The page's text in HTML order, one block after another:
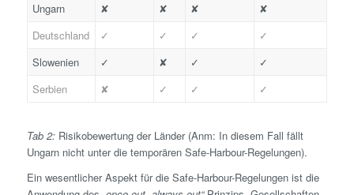
Ungarn
✘ ✘ ✘
✘
Deutschland
✓ ✓ ✓
✓
Slowenien
✓ ✘ ✓
✓
Serbien
✘ ✓ ✓ ✓
Tab 2:Risiko­bewertung der Länder (Anm: In diesem Fall fällt
Ungarn nicht unter die temporären Safe-Harbour-Regelungen).
Ein wesentlicher Aspekt für die Safe-Harbour-Regelungen ist die